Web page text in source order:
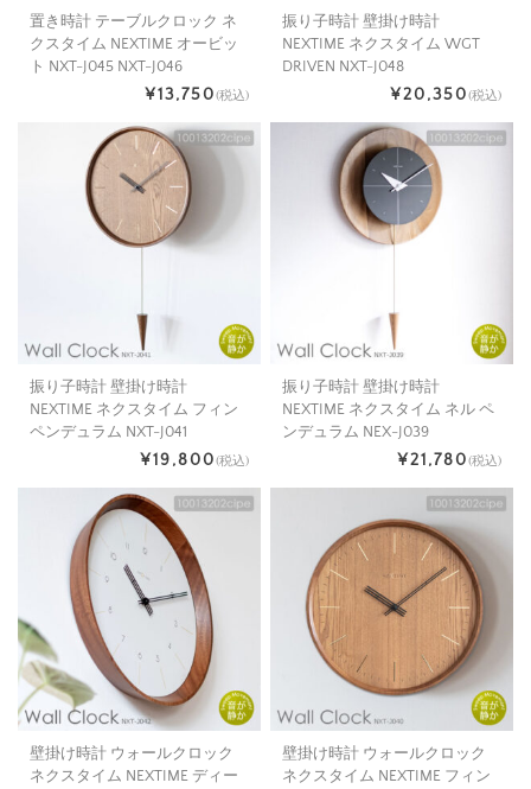
置き時計 テーブルクロック ネ
クスタイム NEXTIME オービッ
ト NXT-J045 NXT-J046
¥13,750(税込)
振り子時計 壁掛け時計
NEXTIME ネクスタイム WGT
DRIVEN NXT-J048
¥20,350(税込)
振り子時計 壁掛け時計
NEXTIME ネクスタイム フィン
ペンデュラム NXT-J041
¥19,800(税込)
振り子時計 壁掛け時計
NEXTIME ネクスタイム ネル ペ
ンデュラム NEX-J039
¥21,780(税込)
壁掛け時計 ウォールクロック
ネクスタイム NEXTIME ディー
壁掛け時計 ウォールクロック
ネクスタイム NEXTIME フィン